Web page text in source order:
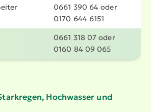
0661 390 64 oder
0170 644 6151
0661 318 07 oder
0160 84 09 065
Hochwasser und